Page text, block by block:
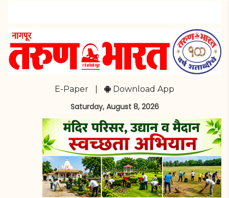
E-Paper Download App
Saturday, August 8, 2026